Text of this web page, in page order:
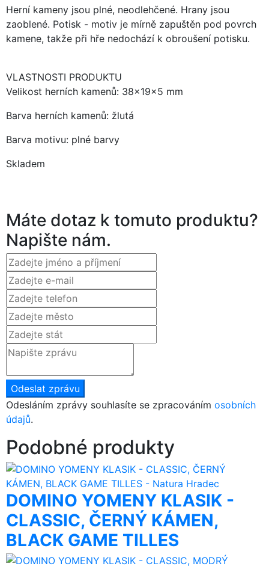
Herní kameny jsou plné, neodlehčené. Hrany jsou
zaoblené. Potisk - motiv je mírně zapuštěn pod povrch
kamene, takže při hře nedochází k obroušení potisku.
VLASTNOSTI PRODUKTU
Velikost herních kamenů: 38x19x5 mm
Barva herních kamenů: žlutá
Barva motivu: plné barvy
Skladem
Máte dotaz k tomuto produktu?
Napište nám.
Odeslat zprávu
Odesláním zprávy souhlasíte se zpracováním osobních
údajů.
Podobné produkty
DOMINO YOMENY KLASIK -
CLASSIC, ČERNÝ KÁMEN,
BLACK GAME TILLES